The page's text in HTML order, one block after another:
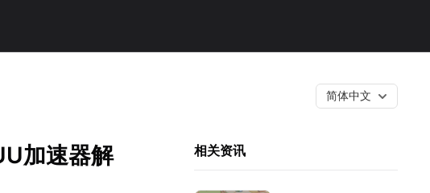
简体中文
加速器解
相关资讯